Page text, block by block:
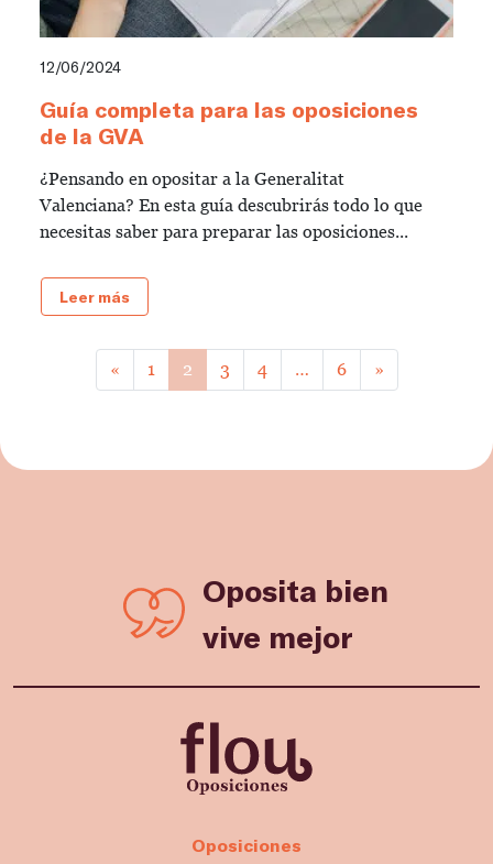
12/06/2024
Guía completa para las oposiciones
de la GVA
¿Pensando en opositar a la Generalitat
Valenciana? En esta guía descubrirás todo lo que
necesitas saber para preparar las oposiciones...
Leer más
« 1 2 3 4 … 6 »
Oposita bien
vive mejor
Oposiciones